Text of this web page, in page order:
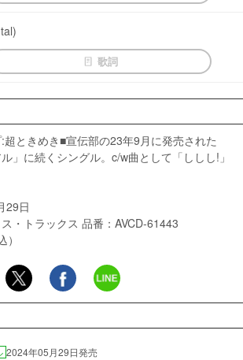
歌詞
超ときめき■宣伝部の23年9月に発売された
」に続くシングル。c/w曲として「ししし!」
29日
・トラックス 品番：AVCD-61443
2024年05月29日発売